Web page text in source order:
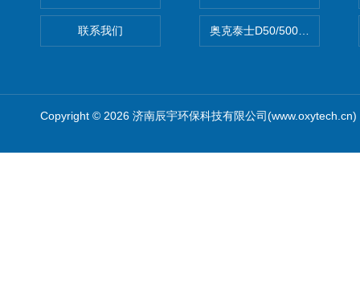
联系我们 奥克泰士D50/500矿泉水消毒
Copyright © 2026 济南辰宇环保科技有限公司(www.oxytech.cn)